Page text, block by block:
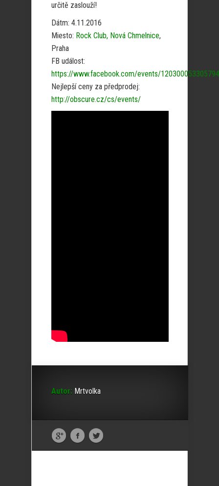
určitě zaslouží!
Dátm: 4.11.2016
Miesto: Rock Club, Nová Chmelnice,
Praha
FB událost:
https://www.facebook.com/events/
Nejlepší ceny za předprodej:
http://obscure.cz/cs/events/
Autor: Mrtvolka